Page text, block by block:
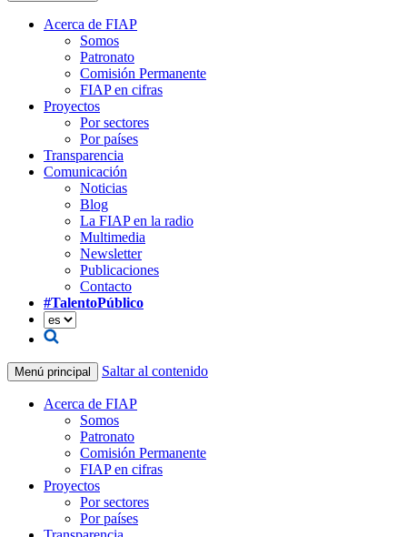
Acerca de FIAP
Somos
Patronato
Comisión Permanente
FIAP en cifras
Proyectos
Por sectores
Por países
Transparencia
Comunicación
Noticias
Blog
La FIAP en la radio
Multimedia
Newsletter
Publicaciones
Contacto
#TalentoPúblico
Menú principal Saltar al contenido
Acerca de FIAP
Somos
Patronato
Comisión Permanente
FIAP en cifras
Proyectos
Por sectores
Por países